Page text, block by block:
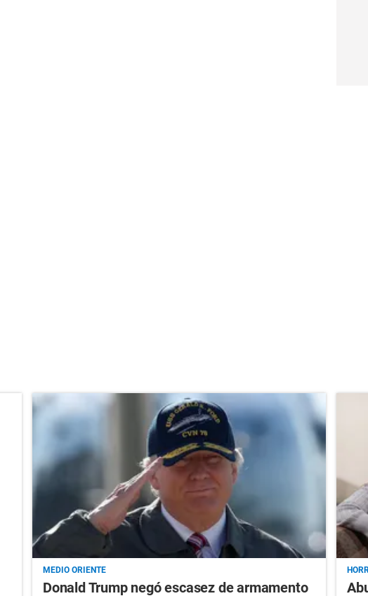
MEDIO ORIENTE
Donald Trump negó escasez de armamento